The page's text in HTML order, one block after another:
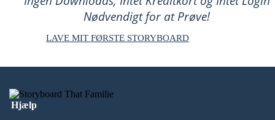
Nødvendigt for at Prøve!
LAVE MIT FØRSTE STORYBOARD
Hjælp